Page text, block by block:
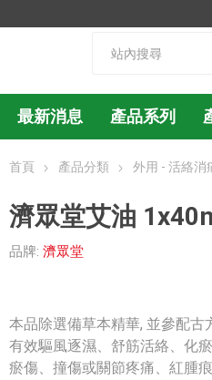
最新消息 產品系列
首頁 產品分類 外用 - 活絡消
濟眾堂艾油
品牌: 濟眾堂
本品除選備草本精華, 並參配
有效驅風逐濕、舒筋活絡、化
瘀傷、撞傷或關節疼痛、紅腫